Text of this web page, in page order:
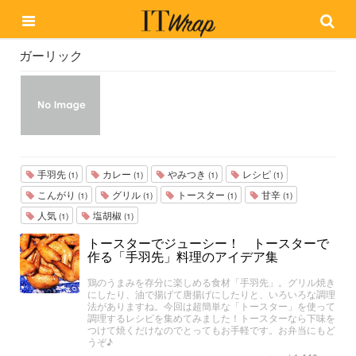
ガーリック
手羽先 (1) カレー (1) やみつき (1) レシピ (1)
こんがり (1) グリル (1) トースター (1) 甘辛 (1)
人気 (1) 塩胡椒 (1)
トースターでジューシー！ トースターで
作る「手羽先」料理のアイデア集
鶏のうまみを存分に楽しめる食材「手羽先」。グリル焼き
にしたり、油で揚げて唐揚げにしたりと、いろいろな調理
法がありますね。今回は超簡単な「トースター」を使って
調理するレシピを集めてみました！トースターなら下味を
つけて焼くだけなのでとってもお手軽です。お弁当にもど
うぞ♪